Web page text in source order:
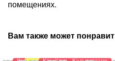
помещениях.
Вам также может